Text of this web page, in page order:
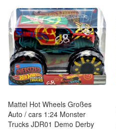
Mattel Hot Wheels Großes
Auto / cars 1:24 Monster
Trucks JDR01 Demo Derby